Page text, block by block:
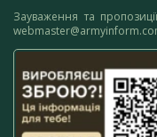
Зауваження та